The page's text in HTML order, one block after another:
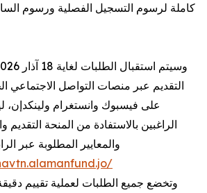
كاملة لرسوم التسجيل الفصلية ورسوم
التقديم عبر منصات التواصل الاجتماعي
على فيسبوك وانستغرام ولينكدإن،
الراغبين بالاستفادة من المنحة
والمعايير المطلوبة عبر
وتخضع جميع الطلبات لعملية تقييم